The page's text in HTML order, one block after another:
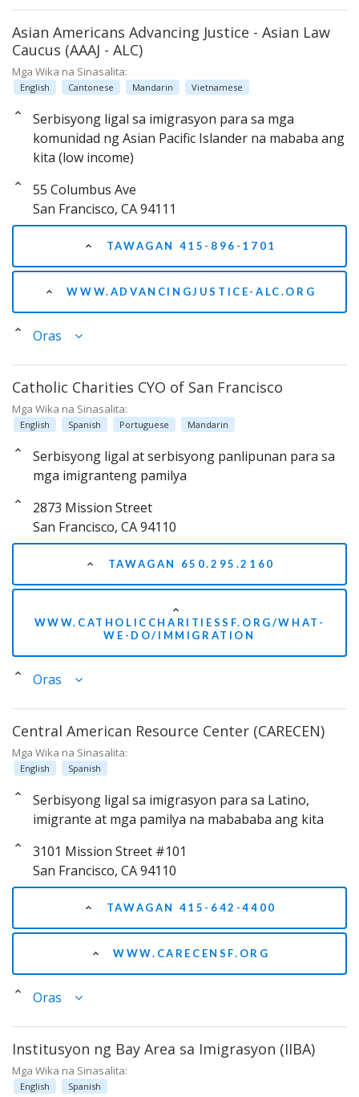
Asian Americans Advancing Justice - Asian Law
Caucus (AAAJ - ALC)
Mga Wika na Sinasalita:
English Cantonese Mandarin Vietnamese
Serbisyong ligal sa imigrasyon para sa mga
komunidad ng Asian Pacific Islander na mababa ang
kita (low income)
55 Columbus Ave
San Francisco, CA 94111
TAWAGAN 415-896-1701
WWW.ADVANCINGJUSTICE-ALC.ORG
Oras
Catholic Charities CYO of San Francisco
Mga Wika na Sinasalita:
English Spanish Portuguese Mandarin
Serbisyong ligal at serbisyong panlipunan para sa
mga imigranteng pamilya
2873 Mission Street
San Francisco, CA 94110
TAWAGAN 650.295.2160
WWW.CATHOLICCHARITIESSF.ORG/WHAT-
WE-DO/IMMIGRATION
Oras
Central American Resource Center (CARECEN)
Mga Wika na Sinasalita:
English Spanish
Serbisyong ligal sa imigrasyon para sa Latino,
imigrante at mga pamilya na mabababa ang kita
3101 Mission Street #101
San Francisco, CA 94110
TAWAGAN 415-642-4400
WWW.CARECENSF.ORG
Oras
Institusyon ng Bay Area sa Imigrasyon (IIBA)
Mga Wika na Sinasalita:
English Spanish